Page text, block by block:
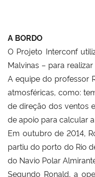
A BORDO
O Projeto Interconf
Malvinas – para
A equipe do professor
atmosféricas, como:
de direção dos ventos
de apoio para calcular
Em outubro de 2014,
partiu do porto do Rio
do Navio Polar
Segundo Ronald, a